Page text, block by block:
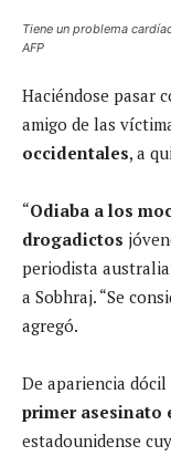
Tiene un problema
AFP
Haciéndose pasar
amigo de las
occidentales, a
“Odiaba a los
drogadictos
periodista
a Sobhraj. “Se
agregó.
De apariencia
primer asesinato
estadounidense